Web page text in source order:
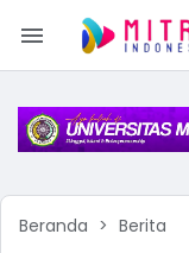
Beranda Berita